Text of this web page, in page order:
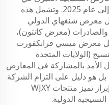
الصين وحول العالم من عام 2018 إلى عام 2025. وتشمل هذه
معرض شنغهاي الدولي
(معرض كانتون)،
معرض ميسي فرانكفورت
(الولايات المتحدة
الأمد بالمشاركة في المعارض
هو دليل على التزام الشركة
بالتواصل مع العملاء حول العالم، وإبراز تميز منتجات WJXY